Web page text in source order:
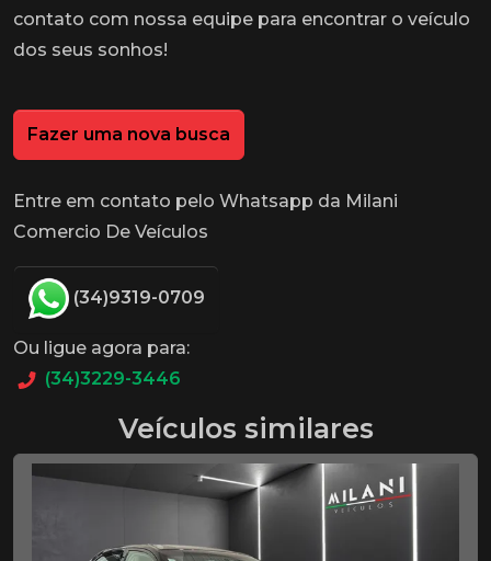
contato com nossa equipe para encontrar o veículo
dos seus sonhos!
Fazer uma nova busca
Entre em contato pelo Whatsapp da Milani
Comercio De Veículos
(34)9319-0709
Ou ligue agora para:
(34)3229-3446
Veículos similares